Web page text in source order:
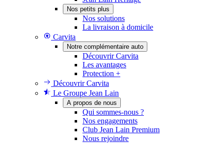
Nos petits plus
Nos solutions
La livraison à domicile
Carvita
Notre complémentaire auto
Découvrir Carvita
Les avantages
Protection +
Découvrir Carvita
Le Groupe Jean Lain
A propos de nous
Qui sommes-nous ?
Nos engagements
Club Jean Lain Premium
Nous rejoindre